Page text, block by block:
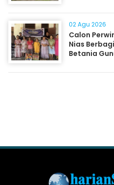
02 Agu 2026
Calon
Nias
Betania